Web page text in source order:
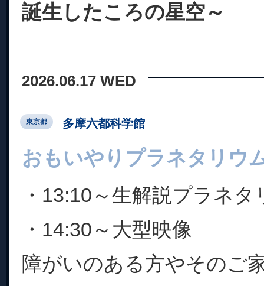
誕生したころの星空～
2026.06.17 WED
東京都 多摩六都科学館
おもいやりプラネタリウ
・13:10～生解説プラネタ
・14:30～大型映像
障がいのある方やそのご